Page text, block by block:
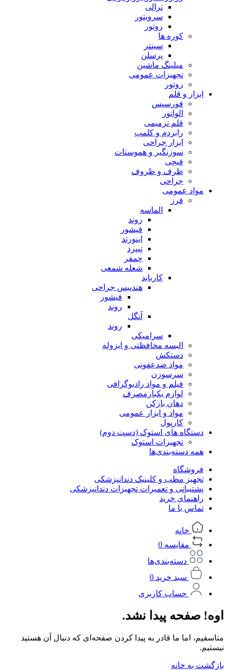
ترالی
سرویتور
روتور
کوره ها
سینتر
پرسلن
میلینگ ماشین
تجهیزات عمومی
روتور
ابزار و قلم
فورسپس
الواتور
قلم ترمیمی
رابردم و کلمپ
ابزار جراحی
سوزنگیر و هموستات
قیچی
ظرف و ظروف
جراحی
مواد عمومی
فرز
الماسه
روند
فیشور
اینورتد
تیپرد
چمفر
شعله شمعی
کارباید
هندپیس جراحی
فیشور
روند
آنگل
روند
سرامیکی
البسه محافظتی و ایزوله
دستکش
مواد ضدعفونی
سرسوزن
فیلم و مواد رادیوگرافی
لوازم یکبارمصرف
دهان بازکن
مواد و ابزار عمومی
کارپول
دستگاه های استوک (دست دوم)
تجهیزات استوک
همه دسته‌بندی‌ها
فروشگاه
تجهیز مطب و کلینیک دندانپزشکی
پشتیبانی و تعمیرات تجهیزات دندانپزشکی
راهنمای خرید
تماس با ما
خانه
مقایسه 0
دسته‌بندی‌ها
سبد خرید 0
حساب کاربری
اوه! صفحه پیدا نشد.
متاسفیم، اما ما قادر به پیدا کردن صفحه‌ای که دنبال آن هستید
نیستیم.
بازگشت به خانه